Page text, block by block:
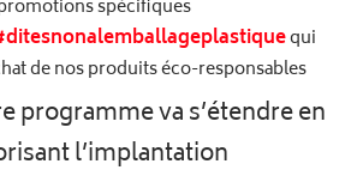
spécifiques
qui
de nos produits éco-responsables
programme va s’étendre en
l’implantation